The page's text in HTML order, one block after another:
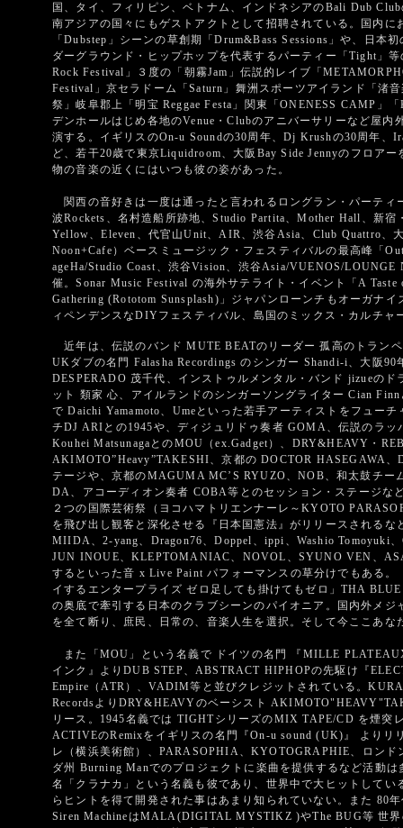
国、タイ、フィリピン、ベトナム、インドネシアのBali Dub
南アジアの国々にもゲストアクトとして招聘されている。国内に
「Dubstep」シーンの草創期「Drum&Bass Sessions」や、日本
ダーグラウンド・ヒップホップを代表するパーティー「Tight」
Rock Festival」３度の「朝霧Jam」伝説的レイブ「
Festival」京セラドーム「Saturn」舞洲スポーツアイランド「渚
祭」岐阜郡上「明宝 Reggae Festa」関東「ONENESS CAMP」
デンホールはじめ各地のVenue・Clubのアニバーサリーなど屋内
演する。イギリスのOn-u Soundの30周年、Dj Krushの30周年、
ど、若干20歳で東京Liquidroom、大阪Bay Side Jennyのフロア
物の音楽の近くにはいつも彼の姿があった。
関西の音好きは一度は通ったと言われるロングラン・パーティ
波Rockets、名村造船所跡地、Studio Partita、Mother Hall、新
Yellow、Eleven、代官山Unit、AIR、渋谷Asia、Club Quattro、
Noon+Cafe）ベースミュージック・フェスティバルの最高峰「
ageHa/Studio Coast、渋谷Vision、渋谷Asia/VUENOS/
催。Sonar Music Festival の海外サテライト・イベント「A
Gathering (Rototom Sunsplash)」ジャパンローンチもオーガナ
ィペンデンスなDIYフェスティバル、島国のミックス・カルチャ
近年は、伝説のバンド MUTE BEATのリーダー 孤高のトラン
UKダブの名門 Falasha Recordings のシンガー Shandi-i、大阪90
DESPERADO 茂千代、インストゥルメンタル・バンド jizueの
ット 類家 心、アイルランドのシンガーソングライター Cian
で Daichi Yamamoto、Umeといった若手アーティストをフュー
チDJ ARIとの1945や、ディジュリドゥ奏者 GOMA、伝説のラ
Kouhei MatsunagaとのMOU（ex.Gadget）、DRY&HEAVY・
AKIMOTO”Heavy”TAKESHI、京都の DOCTOR HASEGAWA
テージや、京都のMAGUMA MC’S RYUZO、NOB、和太鼓チー
DA、アコーディオン奏者 COBA等とのセッション・ステージな
２つの国際芸術祭（ヨコハマトリエンナーレ～KYOTO
を飛び出し観客と深化させる『日本国憲法』がリリースされる
MIIDA、2-yang、Dragon76、Doppel、ippi、Washio Tomoyuki
JUN INOUE、KLEPTOMANIAC、NOVOL、SYUNO VEN、
するといった音 x Live Paint パフォーマンスの草分けでもある
イするエンタープライズ ゼロ足しても掛けてもゼロ」THA
の奥底で牽引する日本のクラブシーンのパイオニア。国内外メ
を全て断り、庶民、日常の、音楽人生を選択。そして今ここあな
また「MOU」という名義で ドイツの名門 『MILLE
インク』よりDUB STEP、ABSTRACT HIPHOPの先駆け『
Empire（ATR）、VADIM等と並びクレジットされている。
RecordsよりDRY&HEAVYのベーシスト
リース。1945名義では TIGHTシリーズのMIX TAPE/CD を煙突
ACTIVEのRemixをイギリスの名門『On-u sound (UK)』 よりリ
レ（横浜美術館）、PARASOPHIA、KYOTOGRAPHIE、ロン
ダ州 Burning Manでのプロジェクトに楽曲を提供するなど活動
名「クラナカ」という名義も彼であり、世界中で大ヒットして
らヒントを得て開発された事はあまり知られていない。また 80
Siren MachineはMALA(DIGITAL MYSTIKZ )やThe BUG等 世界